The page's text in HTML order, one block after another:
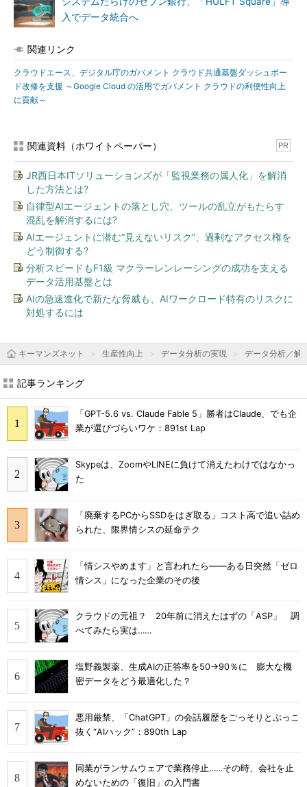
入でデータ統合へ
関連リンク
クラウドエース、デジタル庁のガバメント クラウド共通基盤ダッシュボー
ド改修を支援 ～Google Cloud の活用でガバメント クラウドの利便性向上
に貢献～
関連資料（ホワイトペーパー） PR
JR西日本ITソリューションズが「監視業務の属人化」を解消
した方法とは?
自律型AIエージェントの落とし穴、ツールの乱立がもたらす
混乱を解消するには?
AIエージェントに潜む“見えないリスク”、過剰なアクセス権を
どう制御する?
分析スピードもF1級 マクラーレンレーシングの成功を支える
データ活用基盤とは
AIの急速進化で新たな脅威も、AIワークロード特有のリスクに
対処するには
キーマンズネット 生産性向上 データ分析の実現 データ分析／解
記事ランキング
「GPT-5.6 vs. Claude Fable 5」勝者はClaude、でも企
業が選びづらいワケ：891st Lap
Skypeは、ZoomやLINEに負けて消えたわけではなかっ
た
「廃棄するPCからSSDをはぎ取る」コスト高で追い詰め
られた、限界情シスの延命テク
「情シスやめます」と言われたら――ある日突然「ゼロ
情シス」になった企業のその後
クラウドの元祖？ 20年前に消えたはずの「ASP」 調
べてみたら実は……
塩野義製薬、生成AIの正答率を50→90％に 膨大な機
密データをどう最適化した？
悪用厳禁、「ChatGPT」の会話履歴をごっそりとぶっこ
抜く“AIハック”：890th Lap
同業がランサムウェアで業務停止……その時、会社を止
めないための「復旧」の入門書